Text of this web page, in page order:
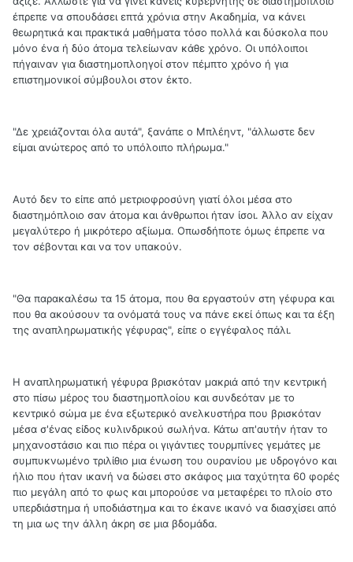
έπρεπε να σπουδάσει επτά χρόνια στην Ακαδημία, να κάνει
θεωρητικά και πρακτικά μαθήματα τόσο πολλά και δύσκολα που
μόνο ένα ή δύο άτομα τελείωναν κάθε χρόνο. Οι υπόλοιποι
πήγαιναν για διαστημοπλοηγοί στον πέμπτο χρόνο ή για
επιστημονικοί σύμβουλοι στον έκτο.
"Δε χρειάζονται όλα αυτά", ξανάπε ο Μπλέηντ, "άλλωστε δεν
είμαι ανώτερος από το υπόλοιπο πλήρωμα."
Αυτό δεν το είπε από μετριοφροσύνη γιατί όλοι μέσα στο
διαστημόπλοιο σαν άτομα και άνθρωποι ήταν ίσοι. Άλλο αν είχαν
μεγαλύτερο ή μικρότερο αξίωμα. Οπωσδήποτε όμως έπρεπε να
τον σέβονται και να τον υπακούν.
"Θα παρακαλέσω τα 15 άτομα, που θα εργαστούν στη γέφυρα και
που θα ακούσουν τα ονόματά τους να πάνε εκεί όπως και τα έξη
της αναπληρωματικής γέφυρας", είπε ο εγγέφαλος πάλι.
Η αναπληρωματική γέφυρα βρισκόταν μακριά από την κεντρική
στο πίσω μέρος του διαστημοπλοίου και συνδεόταν με το
κεντρικό σώμα με ένα εξωτερικό ανελκυστήρα που βρισκόταν
μέσα σ'ένας είδος κυλινδρικού σωλήνα. Κάτω απ'αυτήν ήταν το
μηχανοστάσιο και πιο πέρα οι γιγάντιες τουρμπίνες γεμάτες με
συμπυκνωμένο τριλίθιο μια ένωση του ουρανίου με υδρογόνο και
ήλιο που ήταν ικανή να δώσει στο σκάφος μια ταχύτητα 60 φορές
πιο μεγάλη από το φως και μπορούσε να μεταφέρει το πλοίο στο
υπερδιάστημα ή υποδιάστημα και το έκανε ικανό να διασχίσει από
τη μια ως την άλλη άκρη σε μια βδομάδα.